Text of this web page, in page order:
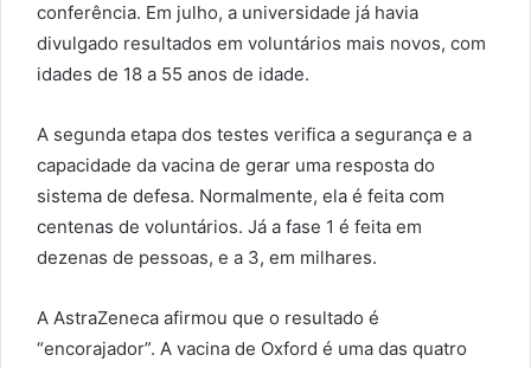
conferência. Em julho, a universidade já havia
divulgado resultados em voluntários mais novos, com
idades de 18 a 55 anos de idade.
A segunda etapa dos testes verifica a segurança e a
capacidade da vacina de gerar uma resposta do
sistema de defesa. Normalmente, ela é feita com
centenas de voluntários. Já a fase 1 é feita em
dezenas de pessoas, e a 3, em milhares.
A AstraZeneca afirmou que o resultado é
“encorajador”. A vacina de Oxford é uma das quatro